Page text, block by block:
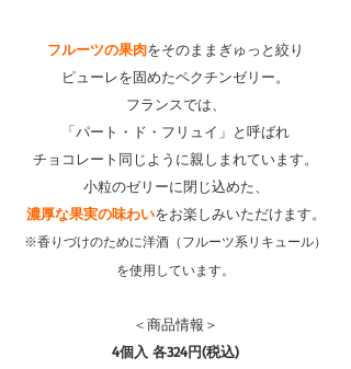
フルーツの果肉をそのままぎゅっと絞り
ピューレを固めたペクチンゼリー。
フランスでは、
「パート・ド・フリュイ」 と呼ばれ
チョコレート同じように親しまれています。
小粒のゼリーに閉じ込めた、
濃厚な果実の味わいをお楽しみいただけます。
※香りづけのために洋酒（フルーツ系リキュール）
を使用しています。
＜商品情報＞
4個入 各324円(税込)